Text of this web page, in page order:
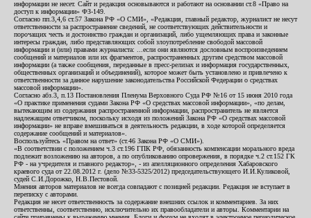
информации не несет. Сайт и редакция основываются и работают на основании ст.8 «Право на
доступ к информации» ФЗ-149.
Согласно пп.3,4,6 ст.57 Закона РФ «О СМИ», «Редакция, главный редактор, журналист не несут
ответственности за распространение сведений, не соответствующих действительности и
порочащих честь и достоинство граждан и организаций, либо ущемляющих права и законные
интересы граждан, либо представляющих собой злоупотребление свободой массовой
информации и (или) правами журналиста: ...если они являются дословным воспроизведением
сообщений и материалов или их фрагментов, распространенных другим средством массовой
информации (а также сообщения, переданные в пресс-релизах и информация государственных,
общественных организаций и объединений), которое может быть установлено и привлечено к
ответственности за данное нарушение законодательства Российской Федерации о средствах
массовой информации».
Согласно абз.3, п.13 Постановления Пленума Верховного Суда РФ №16 от 15 июня 2010 года
«О практике применения судами Закона РФ «О средствах массовой информации», «по делам,
вытекающим из содержания распространенной информации, распространитель не является
надлежащим ответчиком, поскольку исходя из положений Закона РФ «О средствах массовой
информации» не вправе вмешиваться в деятельность редакции, в ходе которой определяется
содержание сообщений и материалов».
Воспользуйтесь «Правом на ответ» (ст.46 Закона РФ «О СМИ»).
«В соответствии с положением ч.3 ст.196 ГПК РФ, обязанность компенсации морального вреда
подлежит возложению на авторов, а по опубликованию опровержения, в порядке ч.2 ст.152 ГК
РФ - на учредителя и главного редактор», - из апелляционного определения Хабаровского
краевого суда от 22.08.2012 г. (дело №33-5325/2012) председательствующего И.И.Куликовой,
судей С.И.Дорожко, Н.В.Пестовой.
Мнения авторов материалов не всегда совпадают с позицией редакции. Редакция не вступает в
переписку с авторами.
Редакция не несет ответственность за содержание внешних ссылок и комментариев. За них
ответственны, соответственно, исключительно их правообладатели и авторы. Комментарии на